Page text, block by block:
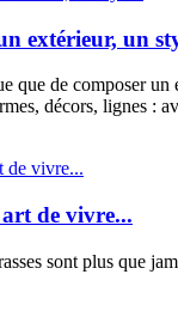
extérieur, un
que de composer
décors, lignes :
de vivre...
sont plus que